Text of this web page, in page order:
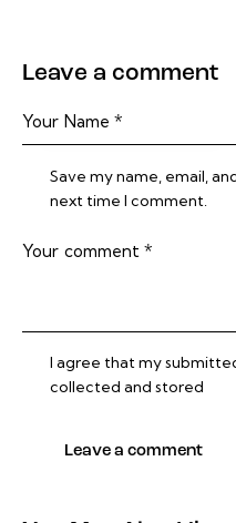
Leave a comment
Save my name, email,
next time I comment.
I agree that my
collected and stored